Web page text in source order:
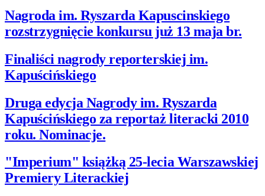
Nagroda im. Ryszarda Kapuscinskiego
rozstrzygnięcie konkursu już 13 maja br.
Finaliści nagrody reporterskiej im.
Kapuścińskiego
Druga edycja Nagrody im. Ryszarda
Kapuścińskiego za reportaż literacki 2010
roku. Nominacje.
"Imperium" książką 25-lecia Warszawskiej
Premiery Literackiej